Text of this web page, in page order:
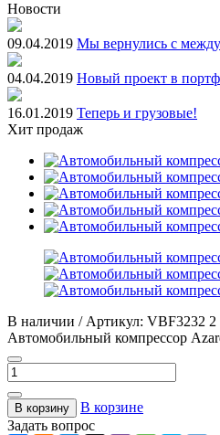
Новости
09.04.2019 Мы вернулись с
04.04.2019 Новый проект в
16.01.2019 Теперь и грузовые!
Хит продаж
В наличии / Артикул: VBF3232 2
Автомобильный компрессор
В корзину
В корзине
Задать вопрос